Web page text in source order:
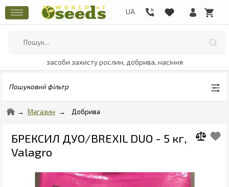
засоби захисту рослин, добрива, насіння
Пошуковий фільтр
Магазин Добрива
БРЕКСИЛ ДУО/BREXIL DUO - 5 кг,
Valagro